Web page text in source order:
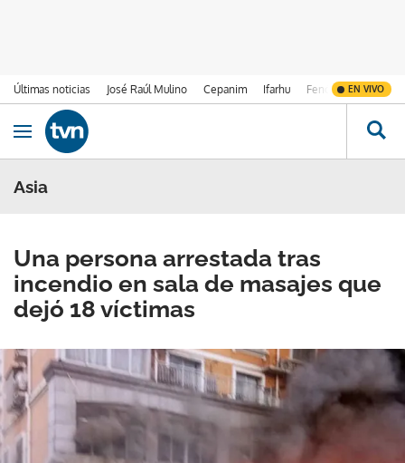
Últimas noticias José Raúl Mulino Cepanim Ifarhu Fenómeno de El
EN VIVO
Ir al contenido
Obrir navegació
Asia
Una persona arrestada tras
incendio en sala de masajes que
dejó 18 víctimas